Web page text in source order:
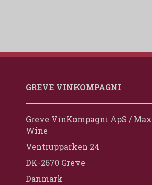
GREVE VINKOMPAGNI
Greve VinKompagni ApS /
Wine
Ventrupparken 24
DK-2670 Greve
Danmark